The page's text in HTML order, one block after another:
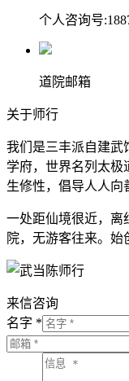
个人咨询号
道院邮箱
关于师行
我们是三丰派自建武
学府，世界名列太极
生修性，倡导人人向
一处距仙境很近，离
院，无游客往来。始
来信咨询
名字 *